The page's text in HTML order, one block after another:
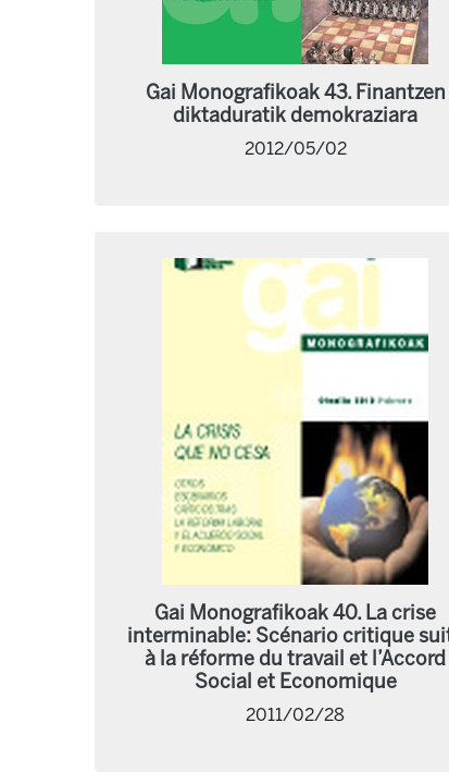
Gai Monografikoak 43. Finantzen
diktaduratik demokraziara
2012/05/02
Gai Monografikoak 40. La crise
interminable: Scénario critique
à la réforme du travail et l’Accord
Social et Economique
2011/02/28